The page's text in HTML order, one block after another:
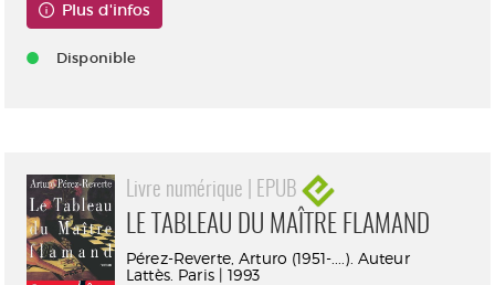
Plus d'infos
Disponible
Livre numérique | EPUB
LE TABLEAU DU MAÎTRE FLAMAND
Pérez-Reverte, Arturo (1951-....). Auteur
Lattès. Paris | 1993